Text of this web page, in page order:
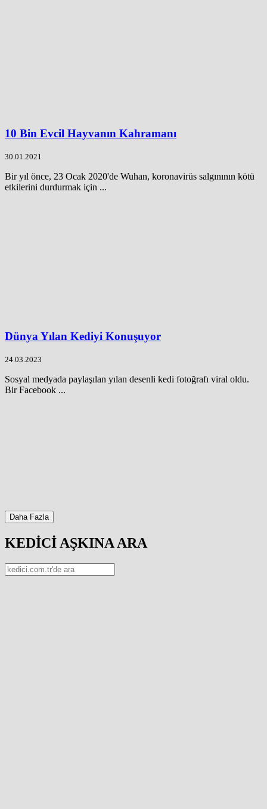
10 Bin Evcil Hayvanın Kahramanı
30.01.2021
Bir yıl önce, 23 Ocak 2020'de Wuhan, koronavirüs salgınının kötü
etkilerini durdurmak için ...
Dünya Yılan Kediyi Konuşuyor
24.03.2023
Sosyal medyada paylaşılan yılan desenli kedi fotoğrafı viral oldu.
Bir Facebook ...
Daha Fazla
KEDİCİ AŞKINA ARA